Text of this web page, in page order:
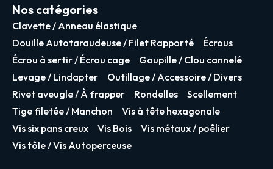
Nos catégories
Clavette / Anneau élastique
Douille Autotaraudeuse / Filet Rapporté
Écrous
Écrou à sertir / Écrou cage
Goupille / Clou cannelé
Levage / Lindapter
Outillage / Accessoire / Divers
Rivet aveugle / À frapper
Rondelles
Scellement
Tige filetée / Manchon
Vis à tête hexagonale
Vis six pans creux
Vis Bois
Vis métaux / poêlier
Vis tôle / Vis Autoperceuse